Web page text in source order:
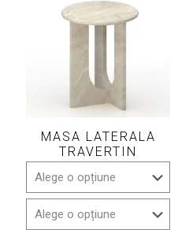
MASA LATERALA
TRAVERTIN